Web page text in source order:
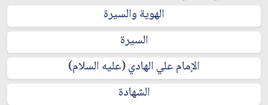
الهوية والسيرة
السيرة
الإمام علي الهادي (عليه السلام)
الشهادة